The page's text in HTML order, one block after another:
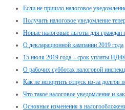
Если не пришло налоговое
Получить налоговое уведомление
Новые налоговые льготы для граждан
О декларационной кампании 2019 года
15 июля 2019 года – срок уплаты
О рабочих субботах налоговой
Как не испортить отпуск из-за долгов
Что такое налоговое уведомление и
Основные изменения в